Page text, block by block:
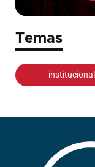
Temas
institucional